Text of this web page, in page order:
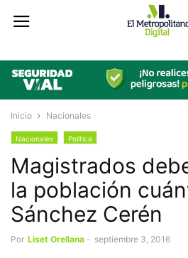
Inicio Nacionales
Nacionales Política
Magistrados
la población
Sánchez Cerén
Por Liset Orellana - septiembre 3, 2016